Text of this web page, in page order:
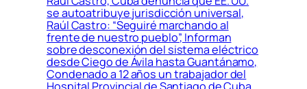
se autoatribuye jurisdicción universal,
Raúl Castro: “Seguiré marchando al
frente de nuestro pueblo”, Informan
sobre desconexión del sistema eléctrico
desde Ciego de Ávila hasta Guantánamo,
Condenado a 12 años un trabajador del